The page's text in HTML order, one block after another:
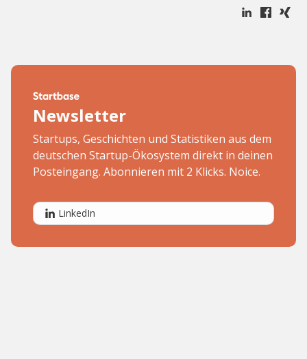
Newsletter
Startups, Geschichten und Statistiken aus dem
deutschen Startup-Ökosystem direkt in deinen
Posteingang. Abonnieren mit 2 Klicks. Noice.
LinkedIn